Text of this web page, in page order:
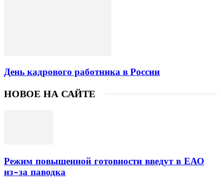
День кадрового работника в России
НОВОЕ НА САЙТЕ
Режим повышенной готовности введут в ЕАО
из-за паводка